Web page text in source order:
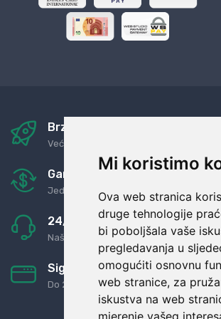
Mi koristimo
Ova web stranica
druge tehnologije
bi poboljšala vaše
pregledavanja u
omogućiti osnovnu
web stranice, za
iskustva na web
mjerenje vašeg
Brza i sigurna dostava
Već za nekoliko dana kod vas
Garancija u povrat novaca
Jednostavno pravilo: Roba za novac
24/7 odlična podrška
Naši agenti uvijek na raspolaganju
Sigurno obročno plaćanje
Do 24 rata bez kamata